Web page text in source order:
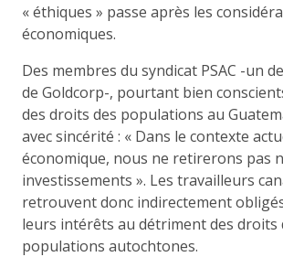
« éthiques » passe après les
économiques.
Des membres du syndicat PSAC -un
de Goldcorp-, pourtant bien
des droits des populations au
avec sincérité : « Dans le contexte
économique, nous ne retirerons pas
investissements ». Les travailleurs
retrouvent donc indirectement
leurs intérêts au détriment des droits
populations autochtones.